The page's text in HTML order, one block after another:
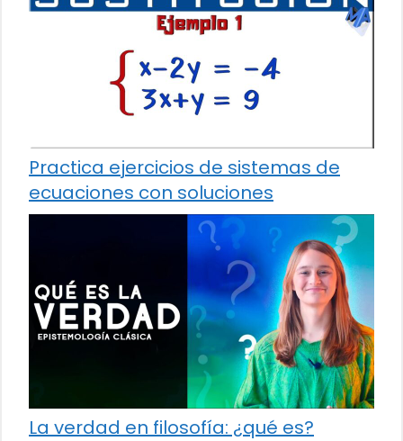
Practica ejercicios de sistemas de
ecuaciones con soluciones
La verdad en filosofía: ¿qué es?